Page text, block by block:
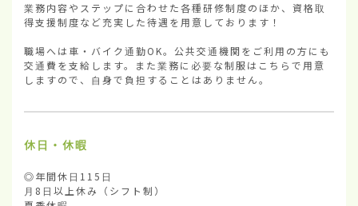
業務内容やステップに合わせた各種研修制度のほか、資格取
得支援制度など充実した待遇を用意しております！
職場へは車・バイク通勤OK。公共交通機関をご利用の方にも
交通費を支給します。また業務に必要な制服はこちらで用意
しますので、自身で負担することはありません。
休日・休暇
◎年間休日115日
月8日以上休み（シフト制）